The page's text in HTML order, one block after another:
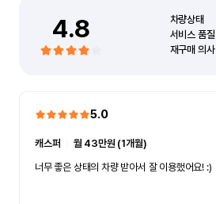
4.8 차량상태
서비스 품질
재구매 의사
5.0
캐스퍼
월 43만원 (1개월)
너무 좋은 상태의 차량 받아서 잘 이용했어요! :)